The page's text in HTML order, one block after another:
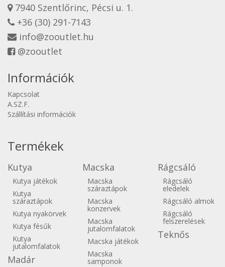
7940 Szentlőrinc, Pécsi u. 1.
+36 (30) 291-7143
info@zooutlet.hu
@zooutlet
Információk
Kapcsolat
A.SZ.F.
Szállítási információk
Termékek
Kutya
Kutya játékok
Kutya
száraztápok
Kutya nyakörvek
Kutya fésűk
Kutya
jutalomfalatok
Madár
Macska
Macska
száraztápok
Macska
konzervek
Macska
jutalomfalatok
Macska játékok
Macska
samponok
Rágcsáló
Rágcsáló
eledelek
Rágcsáló almok
Rágcsáló
felszerelések
Teknős